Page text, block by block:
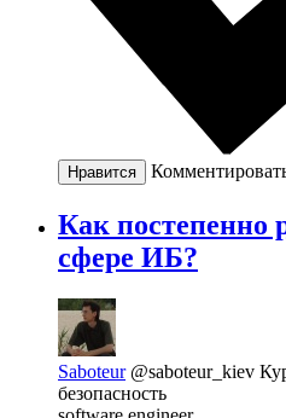
Нравится
Как постепенно
сфере ИБ?
Saboteur @saboteur_kiev
безопасность